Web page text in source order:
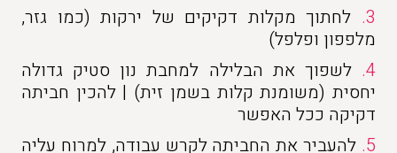
3. לחתוך מקלות דקיקים של ירקות (כמו גזר,
מלפפון ופלפל)
4. לשפוך את הבלילה למחבת נון סטיק גדולה
יחסית (משומנת קלות בשמן זית) | להכין חביתה
דקיקה ככל האפשר
5. להעביר את החביתה לקרש עבודה, למרוח עליה